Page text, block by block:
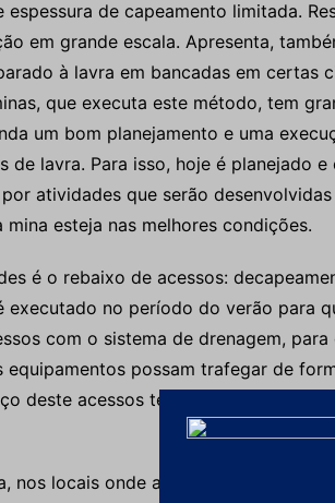
espessura de capeamento limitada.
em grande escala. Apresenta,
à lavra em bancadas em certas
que executa este método, tem
um bom planejamento e uma
de lavra. Para isso, hoje é planejado
atividades que serão
esteja nas melhores condições.
é o rebaixo de acessos:
executado no período do verão para
com o sistema de drenagem,
equipamentos possam trafegar de
deste acessos tem levado em
nos locais onde a espessura do